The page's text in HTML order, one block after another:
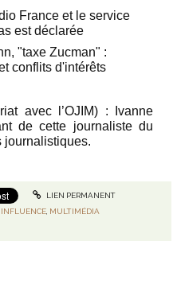
France et le service
est déclarée
"taxe Zucman" :
conflits d'intérêts
avec l’OJIM) : Ivanne
de cette journaliste du
LIEN PERMANENT
MULTIMÉDIA